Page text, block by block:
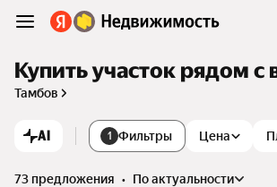
Купить участок рядом
Тамбов
AI 1 Фильтры Цена
73 предложения •
по актуальности